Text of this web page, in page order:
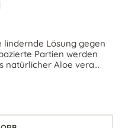
lindernde Lösung gegen
Partien werden
natürlicher Aloe vera